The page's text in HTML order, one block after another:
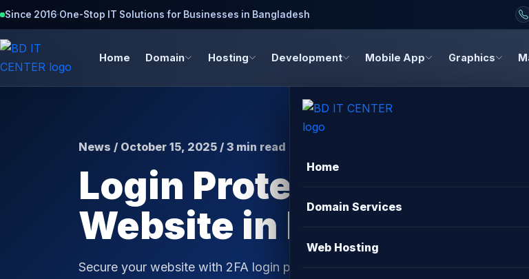
Since 2016·One-Stop IT Solutions for Businesses in Bangladesh
Home Domain Hosting Development Mobile App Graphics
Home
Domain Services
Web Hosting
News / October 15, 2025 / 3 min read
Login Protection & 2FA
Website in Bangladesh
Secure your website with 2FA login protection in Bangladesh. BD IT CENTER